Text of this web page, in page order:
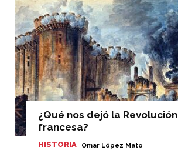
¿Qué nos dejó la Revolución
francesa?
HISTORIA Omar López Mato -